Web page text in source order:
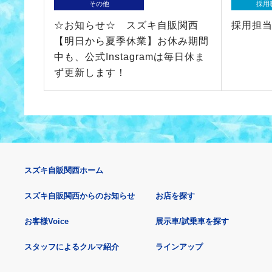
その他
☆お知らせ☆ スズキ自販関西
【明日から夏季休業】お休み期間
中も、公式Instagramは毎日休ま
ず更新します！
採用
採用担
スズキ自販関西ホーム
スズキ自販関西からのお知らせ
お客様Voice
スタッフによるクルマ紹介
お店を探す
展示車/試乗車を探す
ラインアップ